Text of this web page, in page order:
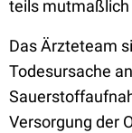
teils mutmaßlich
Das Ärzteteam
Todesursache
Versorgung der